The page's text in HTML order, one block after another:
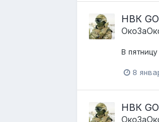
НВК GO
В
8
НВК GO